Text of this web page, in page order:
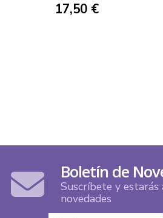
17,50 €
Boletín de
Suscríbete y
novedades